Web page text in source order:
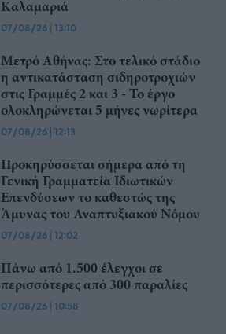
Καλαμαριά
07/08/26 | 13:10
Μετρό Αθήνας: Στο τελικό στάδιο
η αντικατάσταση σιδηροτροχιών
στις Γραμμές 2 και 3 - Το έργο
ολοκληρώνεται 5 μήνες νωρίτερα
07/08/26 | 12:13
Προκηρύσσεται σήμερα από τη
Γενική Γραμματεία Ιδιωτικών
Επενδύσεων το καθεστώς της
Άμυνας του Αναπτυξιακού Νόμου
07/08/26 | 12:02
Πάνω από 1.500 έλεγχοι σε
περισσότερες από 300 παραλίες
07/08/26 | 10:58